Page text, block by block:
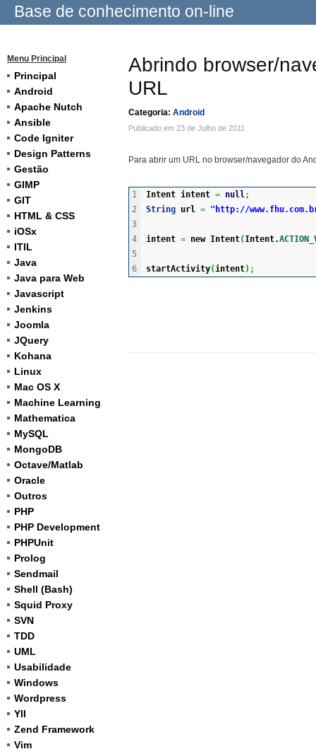
Base de conhecimento on-line
Menu Principal
Principal
Android
Apache Nutch
Ansible
Code Igniter
Design Patterns
Gestão
GIMP
GIT
HTML & CSS
iOSx
ITIL
Java
Java para Web
Javascript
Jenkins
Joomla
JQuery
Kohana
Linux
Mac OS X
Machine Learning
Mathematica
MySQL
MongoDB
Octave/Matlab
Oracle
Outros
PHP
PHP Development
PHPUnit
Prolog
Sendmail
Shell (Bash)
Squid Proxy
SVN
TDD
UML
Usabilidade
Windows
Wordpress
YII
Zend Framework
Vim
Abrindo browser/
URL
Categoria: Android
Publicado em 23 de Julho de 2011
Para abrir um URL no browser/navegador do
1
2
3
4
5
Intent intent = null;
String url = "http://
intent = new Intent( Intent.
startActivity(intent) ;